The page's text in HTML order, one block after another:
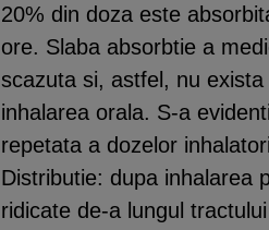
20% din doza este
ore. Slaba absorbtie a
scazuta si, astfel, nu
inhalarea orala. S-a
repetata a dozelor
Distributie: dupa inhalarea
ridicate de-a lungul